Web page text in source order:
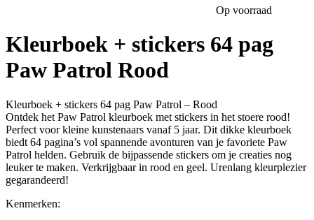
Op voorraad
Kleurboek + stickers 64 pag
Paw Patrol Rood
Kleurboek + stickers 64 pag Paw Patrol – Rood
Ontdek het Paw Patrol kleurboek met stickers in het stoere rood!
Perfect voor kleine kunstenaars vanaf 5 jaar. Dit dikke kleurboek
biedt 64 pagina’s vol spannende avonturen van je favoriete Paw
Patrol helden. Gebruik de bijpassende stickers om je creaties nog
leuker te maken. Verkrijgbaar in rood en geel. Urenlang kleurplezier
gegarandeerd!
Kenmerken: